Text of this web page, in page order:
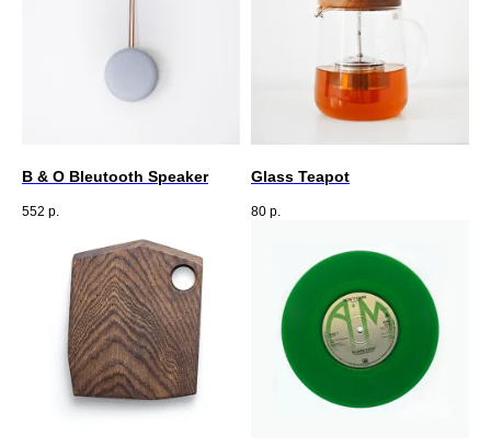
B & O Bleutooth Speaker
552 р.
Glass Teapot
80 р.